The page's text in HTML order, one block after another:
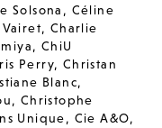
Solsona , Céline
, Charlie
, ChiU
Perry, Christan
Blanc,
, Christophe
Unique, Cie A&O,